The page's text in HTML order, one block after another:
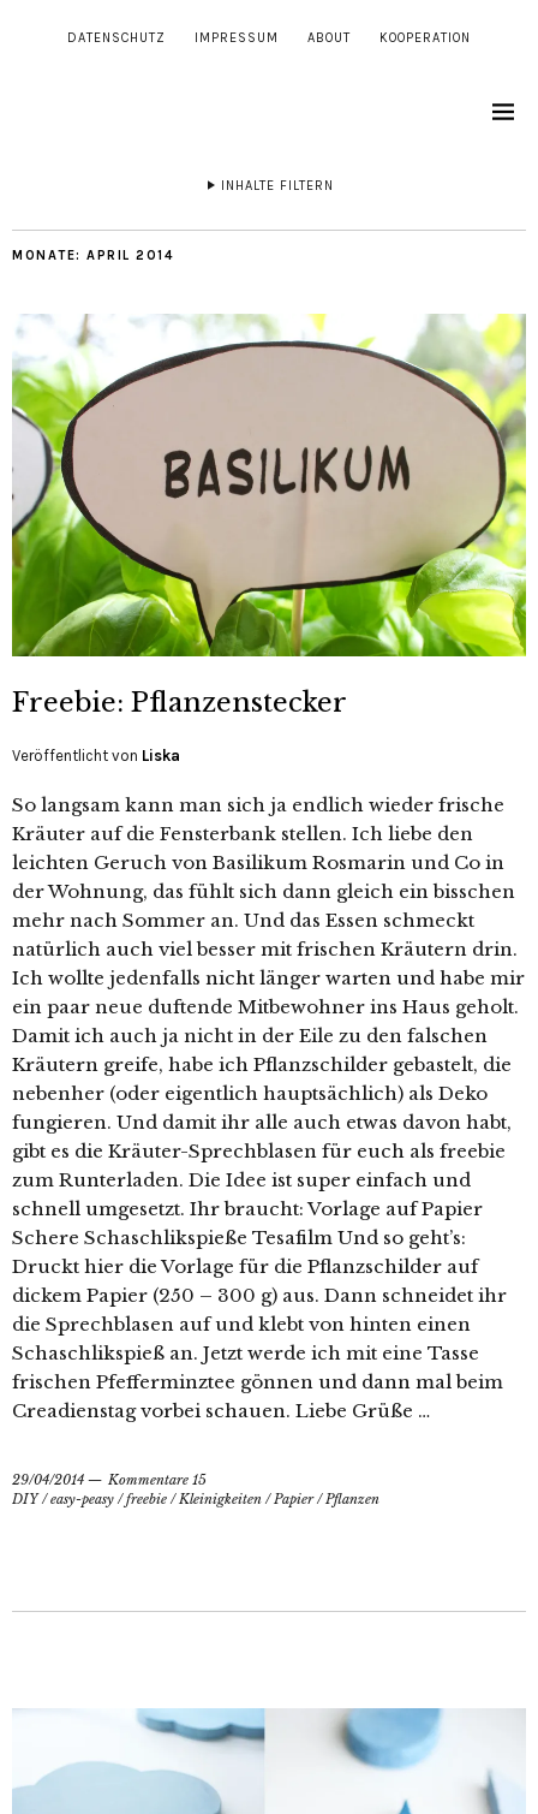
DATENSCHUTZ IMPRESSUM ABOUT KOOPERATION
INHALTE FILTERN
MONATE: APRIL 2014
Freebie: Pflanzenstecker
Veröffentlicht von Liska
So langsam kann man sich ja endlich wieder frische
Kräuter auf die Fensterbank stellen. Ich liebe den
leichten Geruch von Basilikum Rosmarin und Co in
der Wohnung, das fühlt sich dann gleich ein bisschen
mehr nach Sommer an. Und das Essen schmeckt
natürlich auch viel besser mit frischen Kräutern drin.
Ich wollte jedenfalls nicht länger warten und habe mir
ein paar neue duftende Mitbewohner ins Haus geholt.
Damit ich auch ja nicht in der Eile zu den falschen
Kräutern greife, habe ich Pflanzschilder gebastelt, die
nebenher (oder eigentlich hauptsächlich) als Deko
fungieren. Und damit ihr alle auch etwas davon habt,
gibt es die Kräuter-Sprechblasen für euch als freebie
zum Runterladen. Die Idee ist super einfach und
schnell umgesetzt. Ihr braucht: Vorlage auf Papier
Schere Schaschlikspieße Tesafilm Und so geht’s:
Druckt hier die Vorlage für die Pflanzschilder auf
dickem Papier (250 – 300 g) aus. Dann schneidet ihr
die Sprechblasen auf und klebt von hinten einen
Schaschlikspieß an. Jetzt werde ich mit eine Tasse
frischen Pfefferminztee gönnen und dann mal beim
Creadienstag vorbei schauen. Liebe Grüße …
29/04/2014
Kommentare 15
DIY/easy-peasy /freebie /Kleinigkeiten /Papier/Pflanzen